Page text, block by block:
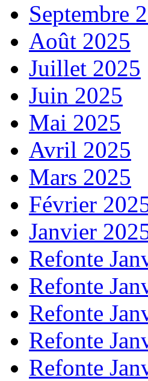
Septembre
Août 2025
Juillet 2025
Juin 2025
Mai 2025
Avril 2025
Mars 2025
Février
Janvier
Refonte
Refonte
Refonte
Refonte
Refonte